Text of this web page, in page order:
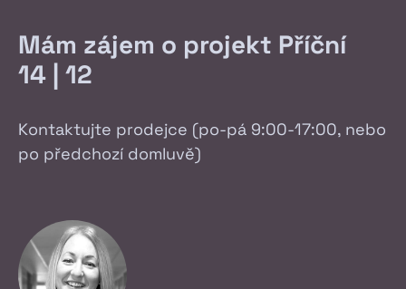
Mám zájem o projekt Příční
14 | 12
Kontaktujte prodejce (po-pá 9:00-17:00, nebo
po předchozí domluvě)